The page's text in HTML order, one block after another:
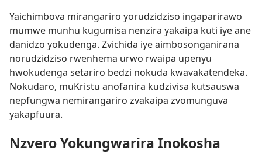
Yaichimbova mirangariro yorudzidziso ingaparirawo
mumwe munhu kugumisa nenzira yakaipa kuti iye ane
danidzo yokudenga. Zvichida iye aimbosonganirana
norudzidziso rwenhema urwo rwaipa upenyu
hwokudenga setariro bedzi nokuda kwavakatendeka.
Nokudaro, muKristu anofanira kudzivisa kutsauswa
nepfungwa nemirangariro zvakaipa zvomunguva
yakapfuura.
Nzvero Yokungwarira Inokosha